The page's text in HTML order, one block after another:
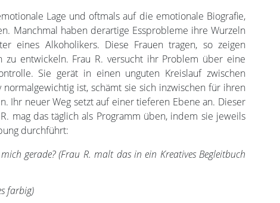
Lage und oftmals auf die emotionale Biografie,
Manchmal haben derartige Essprobleme ihre Wurzeln
eines Alkoholikers. Diese Frauen tragen, so zeigen
zu entwickeln. Frau R. versucht ihr Problem über eine
Sie gerät in einen unguten Kreislauf zwischen
ist, schämt sie sich inzwischen für ihren
Ihr neuer Weg setzt auf einer tieferen Ebene an. Dieser
mag das täglich als Programm üben, indem sie jeweils
durchführt:
gerade? (Frau R. malt das in ein Kreatives Begleitbuch
farbig)